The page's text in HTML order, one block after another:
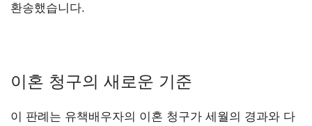
환송했습니다.
이혼 청구의 새로운 기준
이 판례는 유책배우자의 이혼 청구가 세월의 경과와 다